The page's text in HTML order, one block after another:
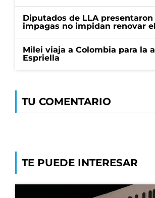
Diputados de LLA
impagas no impidan renovar
Milei viaja a Colombia para la
Espriella
TU COMENTARIO
TE PUEDE INTERESAR